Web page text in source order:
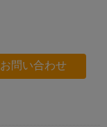
お問い合わせ